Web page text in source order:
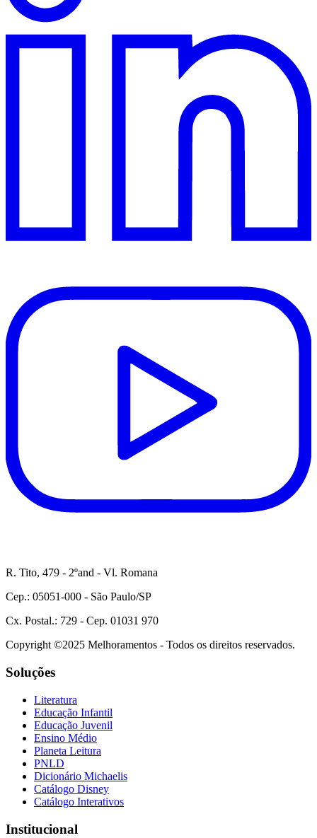
R. Tito, 479 - 2ºand - Vl. Romana
Cep.: 05051-000 - São Paulo/SP
Cx. Postal.: 729 - Cep. 01031 970
Copyright ©2025 Melhoramentos - Todos os direitos reservados.
Soluções
Literatura
Educação Infantil
Educação Juvenil
Ensino Médio
Planeta Leitura
PNLD
Dicionário Michaelis
Catálogo Disney
Catálogo Interativos
Institucional